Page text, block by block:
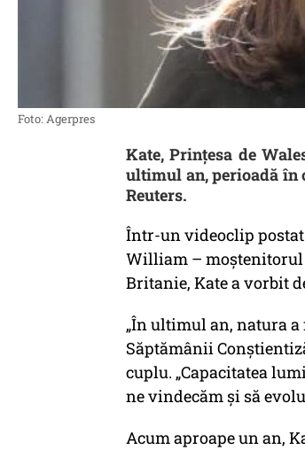
Foto: Agerpres
Kate, Prințesa de
ultimul an, perioadă în
Reuters.
Într-un videoclip
William – moștenitorul
Britanie, Kate a vorbit
„În ultimul an, natura
Săptămânii
cuplu. „Capacitatea
ne vindecăm și să
Acum aproape un an,